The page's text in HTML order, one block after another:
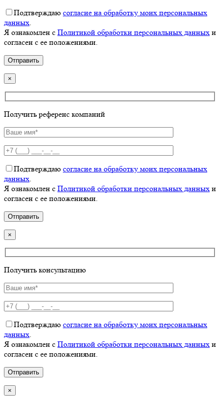
Подтверждаю согласие на обработку моих персональных
данных.
Я ознакомлен с Политикой обработки персональных данных и
согласен с ее положениями.
×
Получить референс компаний
Подтверждаю согласие на обработку моих персональных
данных.
Я ознакомлен с Политикой обработки персональных данных и
согласен с ее положениями.
×
Получить консультацию
Подтверждаю согласие на обработку моих персональных
данных.
Я ознакомлен с Политикой обработки персональных данных и
согласен с ее положениями.
×